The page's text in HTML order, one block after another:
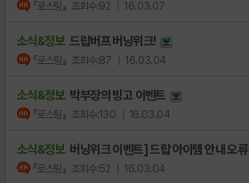
『로스팅』 조회수:92 | 16.03.07
소식&정보 드랍버프 버닝위크!
『로스팅』 조회수:87 | 16.03.04
소식&정보 박부장의 빙고 이벤트
『로스팅』 조회수:130 | 16.03.04
소식&정보 버닝위크 이벤트] 드랍 아이템 안내 오류
『로스팅』 조회수:52 | 16.03.04